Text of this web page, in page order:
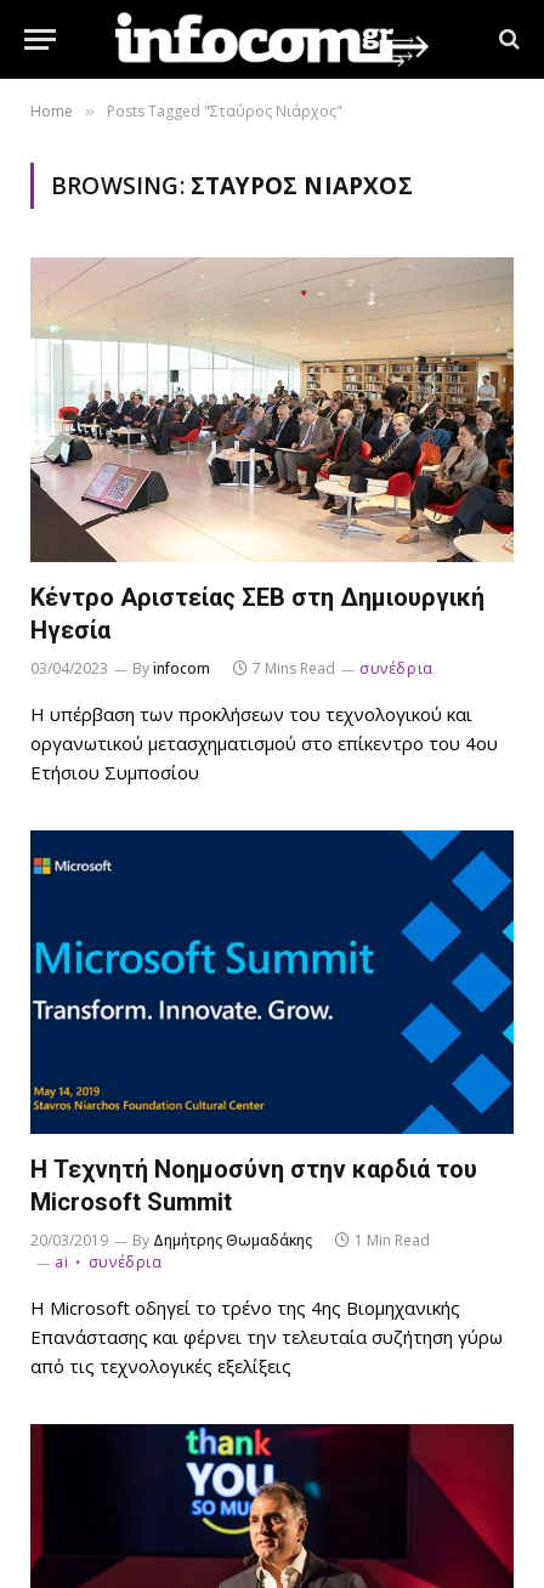
Home » Posts Tagged "Σταύρος Νιάρχος"
BROWSING: ΣΤΑΎΡΟΣ ΝΙΆΡΧΟΣ
Κέντρο Αριστείας ΣΕΒ στη Δημιουργική
Ηγεσία
03/04/2023 Byinfocom 7 Mins Read συνέδρια
Η υπέρβαση των προκλήσεων του τεχνολογικού και
οργανωτικού μετασχηματισμού στο επίκεντρο του 4ου
Ετήσιου Συμποσίου
Η Τεχνητή Νοημοσύνη στην καρδιά του
Microsoft Summit
20/03/2019 By Δημήτρης Θωμαδάκης
1 Min Read
ai
συνέδρια
Η Microsoft οδηγεί το τρένο της 4ης Βιομηχανικής
Επανάστασης και φέρνει την τελευταία συζήτηση γύρω
από τις τεχνολογικές εξελίξεις